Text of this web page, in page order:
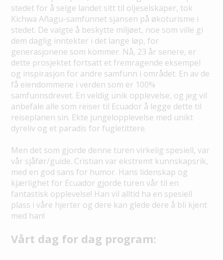
stedet for å selge landet sitt til oljeselskaper, tok
Kichwa Añagu-samfunnet sjansen på økoturisme i
stedet. De valgte å beskytte miljøet, noe som ville gi
dem daglig inntekter i det lange løp, for
generasjonene som kommer. Nå, 23 år senere, er
dette prosjektet fortsatt et fremragende eksempel
og inspirasjon for andre samfunn i området. En av de
få eiendommene i verden som er 100%
samfunnsdrevet. En veldig unik opplevelse, og jeg vil
anbefale alle som reiser til Ecuador å legge dette til
reiseplanen sin. Ekte jungelopplevelse med unikt
dyreliv og et paradis for fugletittere.
Men det som gjorde denne turen virkelig spesiell, var
vår sjåfør/guide. Cristian var ekstremt kunnskapsrik,
med en god sans for humor. Hans lidenskap og
kjærlighet for Ecuador gjorde turen vår til en
fantastisk opplevelse! Han vil alltid ha en spesiell
plass i våre hjerter og dere kan glede dere å bli kjent
med han!
Vårt dag for dag program: